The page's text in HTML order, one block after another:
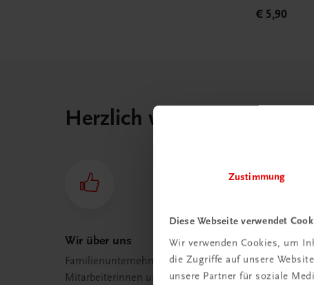
Zustimmung
Diese Webseite verwendet
Wir verwenden Cookies, um
die Zugriffe auf unsere
unsere Partner für soziale
€ 5,90
Herzlich willkommen bei
Wir über uns
Familienunternehmen mit 80
Mitarbeiterinnen und Mitarbeitern, die